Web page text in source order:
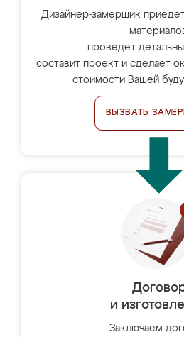
Дизайнер-замерщик
проведёт
составит проект и сделает
стоимости Вашей
ВЫЗВАТЬ
и
Заключаем